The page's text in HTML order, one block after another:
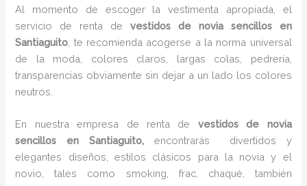
Al momento de escoger la vestimenta apropiada, el
servicio de renta de vestidos de novia sencillos en
Santiaguito , te recomienda acogerse a la norma universal
de la moda, colores claros, largas colas, pedrería,
transparencias obviamente sin dejar a un lado los colores
neutros.
En nuestra empresa de renta de vestidos de novia
sencillos en Santiaguito, encontrarás
divertidos y
elegantes diseños, estilos clásicos para la novia y el
novio, tales como smoking, frac, chaqué, también